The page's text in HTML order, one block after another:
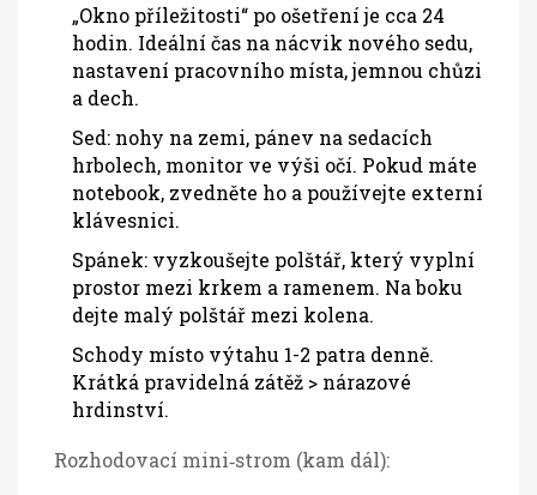
„Okno příležitosti“ po ošetření je cca 24
hodin. Ideální čas na nácvik nového sedu,
nastavení pracovního místa, jemnou chůzi
a dech.
Sed: nohy na zemi, pánev na sedacích
hrbolech, monitor ve výši očí. Pokud máte
notebook, zvedněte ho a používejte externí
klávesnici.
Spánek: vyzkoušejte polštář, který vyplní
prostor mezi krkem a ramenem. Na boku
dejte malý polštář mezi kolena.
Schody místo výtahu 1-2 patra denně.
Krátká pravidelná zátěž > nárazové
hrdinství.
Rozhodovací mini‑strom (kam dál):